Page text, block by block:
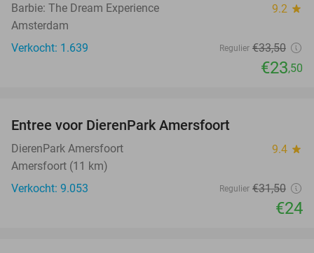
Barbie: The Dream Experience 9.2 star
Amsterdam
Verkocht: 1.639
Regulier €33,50
€23,50
Entree voor DierenPark Amersfoort
DierenPark Amersfoort 9.4 star
Amersfoort (11 km)
Verkocht: 9.053
Regulier €31,50
€24